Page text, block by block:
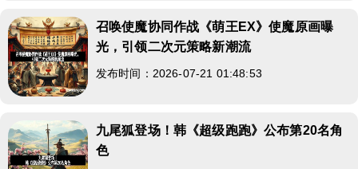
召唤使魔协同作战《萌王EX》使魔原画曝
光，引领二次元策略新潮流
发布时间：2026-07-21 01:48:53
九尾狐登场！韩《超级跑跑》公布第20名角
色